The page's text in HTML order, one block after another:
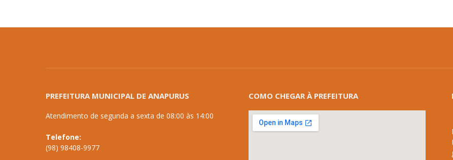
PREFEITURA MUNICIPAL DE ANAPURUS
Atendimento de segunda a sexta de 08:00 às 14:00
Telefone:
(98) 98408-9977
COMO CHEGAR À PREFEITURA